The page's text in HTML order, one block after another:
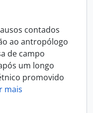
contados
ao antropólogo
de campo
um longo
promovido
mais